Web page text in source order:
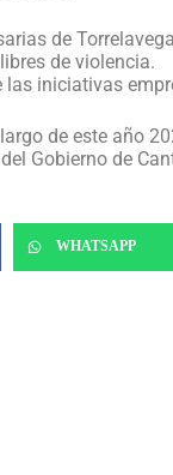
de
de violencia.
iniciativas
de este año
Gobierno de
WHATSAPP